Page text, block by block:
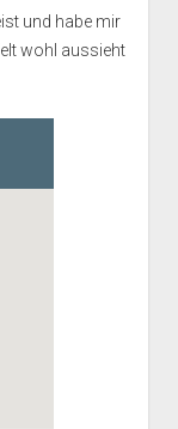
und habe mir
wohl aussieht